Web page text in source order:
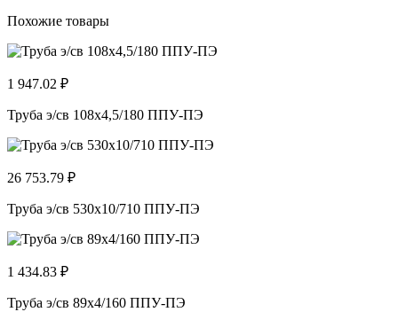
Похожие товары
1 947.02 ₽
Труба э/св 108х4,5/180 ППУ-ПЭ
26 753.79 ₽
Труба э/св 530х10/710 ППУ-ПЭ
1 434.83 ₽
Труба э/св 89х4/160 ППУ-ПЭ